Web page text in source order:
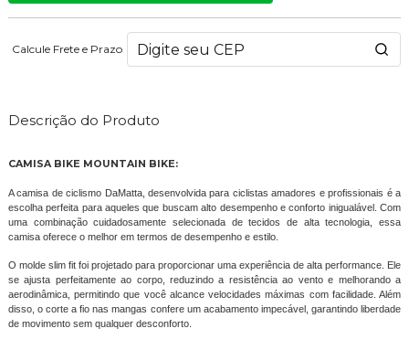
Calcule Frete e Prazo
Descrição do Produto
CAMISA BIKE MOUNTAIN BIKE:
A camisa de ciclismo DaMatta, desenvolvida para ciclistas amadores e profissionais é a
escolha perfeita para aqueles que buscam alto desempenho e conforto inigualável. Com
uma combinação cuidadosamente selecionada de tecidos de alta tecnologia, essa
camisa oferece o melhor em termos de desempenho e estilo.
O molde slim fit foi projetado para proporcionar uma experiência de alta performance. Ele
se ajusta perfeitamente ao corpo, reduzindo a resistência ao vento e melhorando a
aerodinâmica, permitindo que você alcance velocidades máximas com facilidade. Além
disso, o corte a fio nas mangas confere um acabamento impecável, garantindo liberdade
de movimento sem qualquer desconforto.